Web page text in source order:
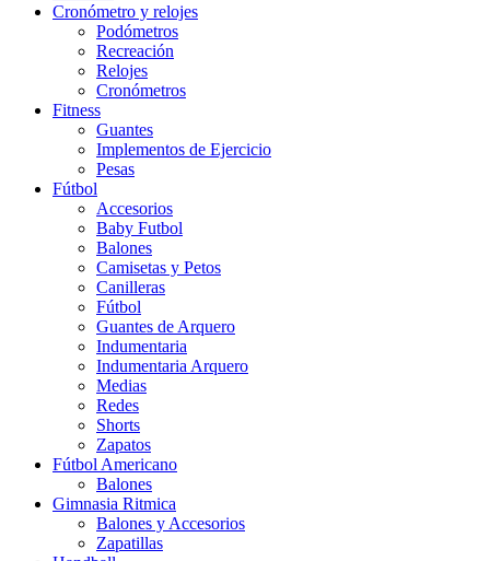
Cronómetro y relojes
Podómetros
Recreación
Relojes
Cronómetros
Fitness
Guantes
Implementos de Ejercicio
Pesas
Fútbol
Accesorios
Baby Futbol
Balones
Camisetas y Petos
Canilleras
Fútbol
Guantes de Arquero
Indumentaria
Indumentaria Arquero
Medias
Redes
Shorts
Zapatos
Fútbol Americano
Balones
Gimnasia Ritmica
Balones y Accesorios
Zapatillas